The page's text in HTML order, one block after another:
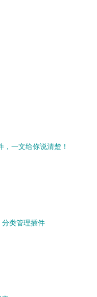
一文给你说清楚！
分类管理插件